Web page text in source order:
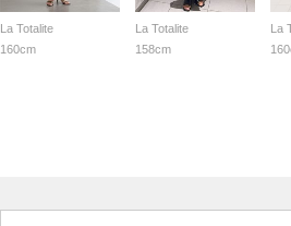
La Totalite
160cm
La Totalite
158cm
La